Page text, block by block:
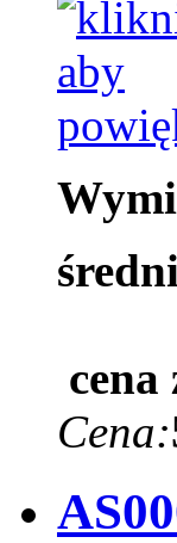
cena
Cena: